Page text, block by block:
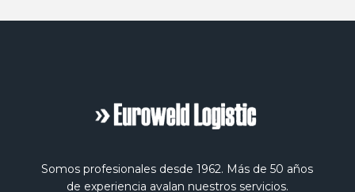
Somos profesionales desde 1962. Más de 50 años
de experiencia avalan nuestros servicios.